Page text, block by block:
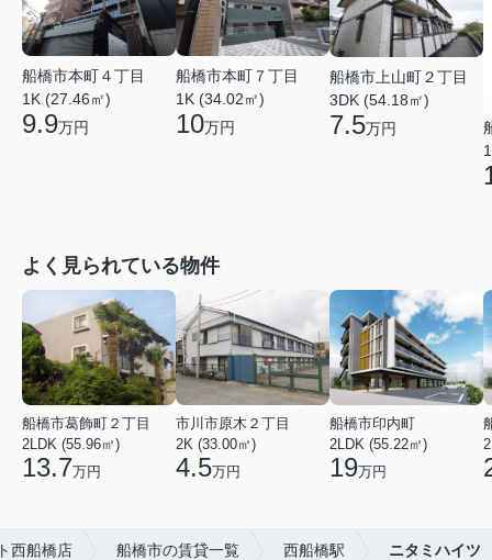
船橋市本町４丁目
1K (27.46㎡)
9.9万円
船橋市本町７丁目
1K (34.02㎡)
10万円
船橋市上山町２丁目
3DK (54.18㎡)
7.5万円
よく見られている物件
船橋市葛飾町２丁目
2LDK (55.96㎡)
13.7万円
市川市原木２丁目
2K (33.00㎡)
4.5万円
船橋市印内町
2LDK (55.22㎡)
19万円
西船橋店 船橋市の賃貸一覧 西船橋駅 ニタミハイツ